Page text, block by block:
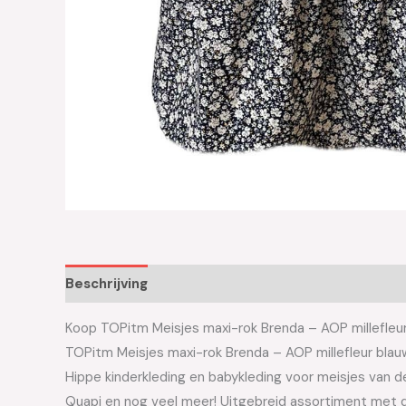
Beschrijving
Koop TOPitm Meisjes maxi-rok Brenda – AOP
TOPitm Meisjes maxi-rok Brenda – AOP millefleur
Hippe kinderkleding en babykleding voor meisjes van
Quapi en nog veel meer! Uitgebreid assortiment